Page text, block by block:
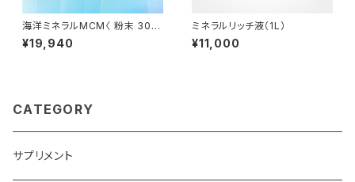
海洋ミネラルMCM〈 粉末 30g
〉3個セット
¥19,940
ミネラルリッチ液（1L）
¥11,000
CATEGORY
サプリメント